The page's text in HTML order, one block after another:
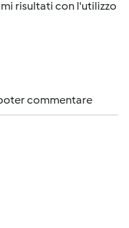
risultati con l'utilizzo
commentare